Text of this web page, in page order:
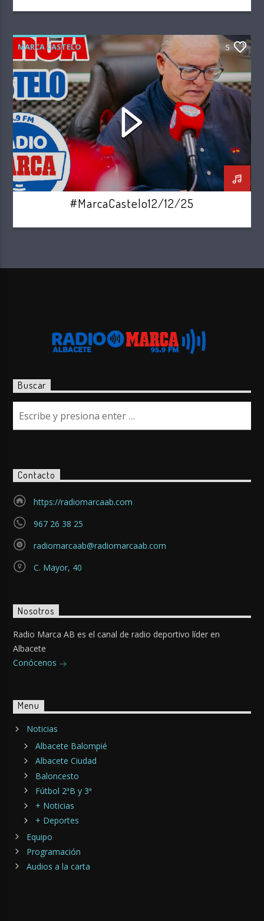
MARCA CASTELO 5
#MarcaCastelo12/12/25
Buscar
Contacto
https://radiomarcaab.com
967 26 38 25
radiomarcaab@radiomarcaab.com
C. Mayor, 40
Nosotros
Radio Marca AB es el canal de radio deportivo líder en
Albacete
Conócenos
Menu
Noticias
Albacete Balompié
Albacete Ciudad
Baloncesto
Fútbol 2ªB y 3ª
+ Noticias
+ Deportes
Equipo
Programación
Audios a la carta